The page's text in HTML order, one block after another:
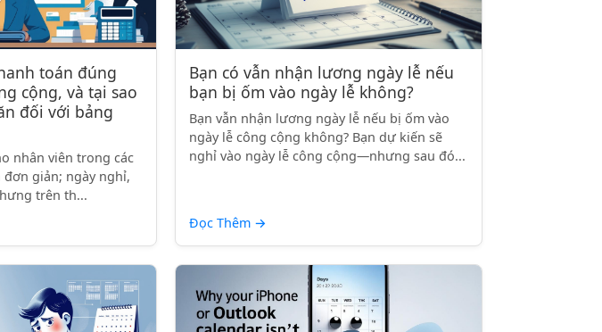
toán đúng
cộng, và tại sao
đối với bảng
nhân viên trong các
đơn giản; ngày nghỉ,
trên th...
Bạn có vẫn nhận lương ngày lễ nếu
bạn bị ốm vào ngày lễ không?
Bạn vẫn nhận lương ngày lễ nếu bị ốm vào
ngày lễ công cộng không? Bạn dự kiến sẽ
nghỉ vào ngày lễ công cộng—nhưng sau đó...
Đọc Thêm →